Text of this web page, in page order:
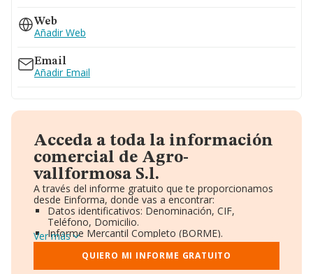
Web
Añadir Web
Email
Añadir Email
Acceda a toda la información
comercial de Agro-
vallformosa S.l.
A través del informe gratuito que te proporcionamos
desde Einforma, donde vas a encontrar:
Datos identificativos: Denominación, CIF,
Teléfono, Domicilio.
Informe Mercantil Completo (BORME).
Gráficos de Evolución Ventas y Empleados.
Consejo de Administración y Administradores.
Directivos y Ejecutivos.
Ver más
QUIERO MI INFORME GRATUITO